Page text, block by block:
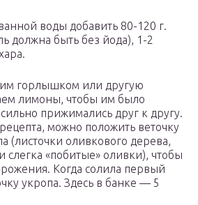
воды добавить 80-120 г.
должна быть без йода), 1-2
горлышком или другую
лимоны, чтобы им было
прижимались друг к другу.
можно положить веточку
(листочки оливкового дерева,
«побитые» оливки), чтобы
Когда солила первый
укропа. Здесь в банке — 5